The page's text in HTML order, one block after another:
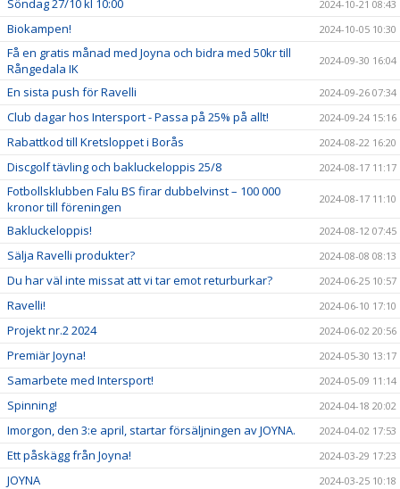
Söndag 27/10 kl 10:00 2024-10-21 08:43
Biokampen! 2024-10-05 10:30
Få en gratis månad med Joyna och bidra med 50kr till
Rångedala IK
2024-09-30 16:04
En sista push för Ravelli 2024-09-26 07:34
Club dagar hos Intersport - Passa på 25% på allt! 2024-09-24 15:16
Rabattkod till Kretsloppet i Borås 2024-08-22 16:20
Discgolf tävling och bakluckeloppis 25/8 2024-08-17 11:17
Fotbollsklubben Falu BS firar dubbelvinst – 100 000
kronor till föreningen
2024-08-17 11:10
Bakluckeloppis! 2024-08-12 07:45
Sälja Ravelli produkter? 2024-08-08 08:13
Du har väl inte missat att vi tar emot returburkar? 2024-06-25 10:57
Ravelli! 2024-06-10 17:10
Projekt nr.2 2024 2024-06-02 20:56
Premiär Joyna! 2024-05-30 13:17
Samarbete med Intersport! 2024-05-09 11:14
Spinning! 2024-04-18 20:02
Imorgon, den 3:e april, startar försäljningen av JOYNA. 2024-04-02 17:53
Ett påskägg från Joyna! 2024-03-29 17:23
JOYNA 2024-03-25 10:18